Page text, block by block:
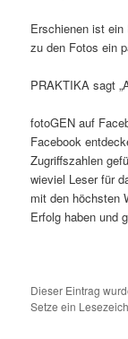
Erschienen ist
zu den Fotos ein
PRAKTIKA sagt
fotoGEN auf
Facebook
Zugriffszahlen
wieviel Leser für
mit den höchsten
Erfolg haben und
Dieser Eintrag
Setze ein